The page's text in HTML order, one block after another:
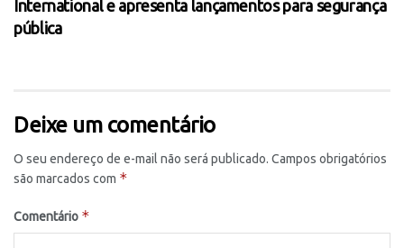
International e apresenta lançamentos para segurança
pública
Deixe um comentário
O seu endereço de e-mail não será publicado. Campos obrigatórios
são marcados com *
Comentário *